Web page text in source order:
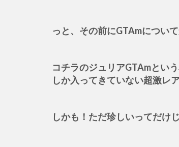
っと、その前にGTAmについ
コチラのジュリアGTAmとい
しか入ってきていない超激レ
しかも！ただ珍しいってだけ